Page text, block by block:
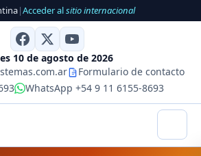
|Acceder alsitio internacional
10 de agosto de 2026
Formulario de contacto
WhatsApp +54 9 11 6155-8693